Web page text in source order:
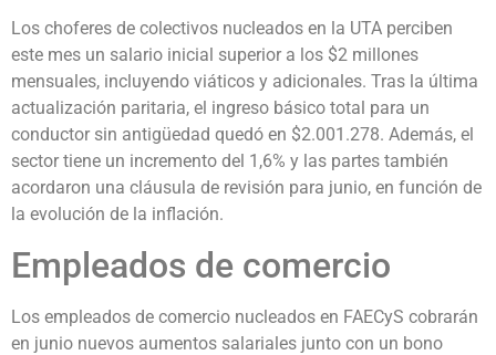
Los choferes de colectivos nucleados en la UTA perciben
este mes un salario inicial superior a los $2 millones
mensuales, incluyendo viáticos y adicionales. Tras la última
actualización paritaria, el ingreso básico total para un
conductor sin antigüedad quedó en $2.001.278. Además, el
sector tiene un incremento del 1,6% y las partes también
acordaron una cláusula de revisión para junio, en función de
la evolución de la inflación.
Empleados de comercio
Los empleados de comercio nucleados en FAECyS cobrarán
en junio nuevos aumentos salariales junto con un bono